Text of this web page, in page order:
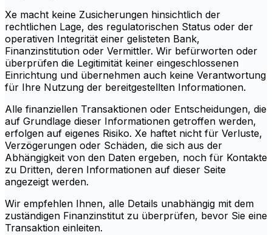
Xe macht keine Zusicherungen hinsichtlich der
rechtlichen Lage, des regulatorischen Status oder der
operativen Integrität einer gelisteten Bank,
Finanzinstitution oder Vermittler. Wir befürworten oder
überprüfen die Legitimität keiner eingeschlossenen
Einrichtung und übernehmen auch keine Verantwortung
für Ihre Nutzung der bereitgestellten Informationen.
Alle finanziellen Transaktionen oder Entscheidungen, die
auf Grundlage dieser Informationen getroffen werden,
erfolgen auf eigenes Risiko. Xe haftet nicht für Verluste,
Verzögerungen oder Schäden, die sich aus der
Abhängigkeit von den Daten ergeben, noch für Kontakte
zu Dritten, deren Informationen auf dieser Seite
angezeigt werden.
Wir empfehlen Ihnen, alle Details unabhängig mit dem
zuständigen Finanzinstitut zu überprüfen, bevor Sie eine
Transaktion einleiten.